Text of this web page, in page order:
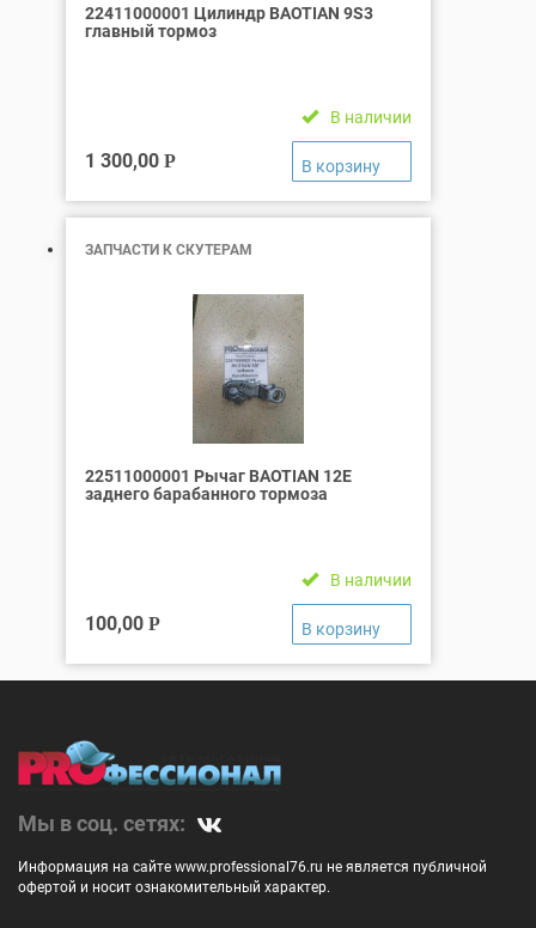
22411000001 Цилиндр BAOTIAN 9S3
главный тормоз
В наличии
1 300,00 Р
ЗАПЧАСТИ К СКУТЕРАМ
22511000001 Рычаг BAOTIAN 12Е
заднего барабанного тормоза
В наличии
100,00 Р
Мы в соц. сетях:
Информация на сайте www.professional76.ru не является публичной
офертой и носит ознакомительный характер.